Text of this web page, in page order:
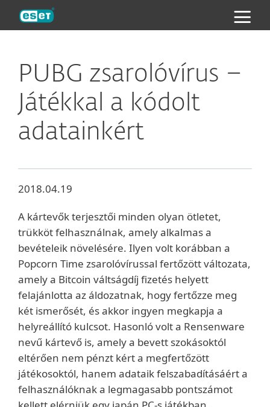
PUBG zsarolóvírus –
Játékkal a kódolt
adatainkért
2018.04.19
A kártevők terjesztői minden olyan ötletet,
trükköt felhasználnak, amely alkalmas a
bevételeik növelésére. Ilyen volt korábban a
Popcorn Time zsarolóvírussal fertőzött változata,
amely a Bitcoin váltságdíj fizetés helyett
felajánlotta az áldozatnak, hogy fertőzze meg
két ismerősét, és akkor ingyen megkapja a
helyreállító kulcsot. Hasonló volt a Rensenware
nevű kártevő is, amely a bevett szokásoktól
eltérően nem pénzt kért a megfertőzött
játékosoktól, hanem adataik felszabadításáért a
felhasználóknak a legmagasabb pontszámot
ESET